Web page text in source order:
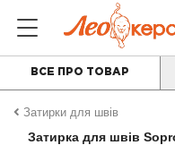
ВСЕ ПРО ТОВАР
Затирки для швів
Затирка для швів